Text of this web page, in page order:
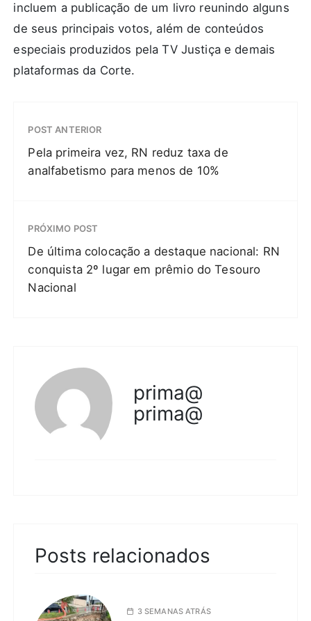
incluem a publicação de um livro reunindo alguns
de seus principais votos, além de conteúdos
especiais produzidos pela TV Justiça e demais
plataformas da Corte.
POST ANTERIOR
Pela primeira vez, RN reduz taxa de
analfabetismo para menos de 10%
PRÓXIMO POST
De última colocação a destaque nacional: RN
conquista 2º lugar em prêmio do Tesouro
Nacional
prima@
prima@
Posts relacionados
3 SEMANAS ATRÁS